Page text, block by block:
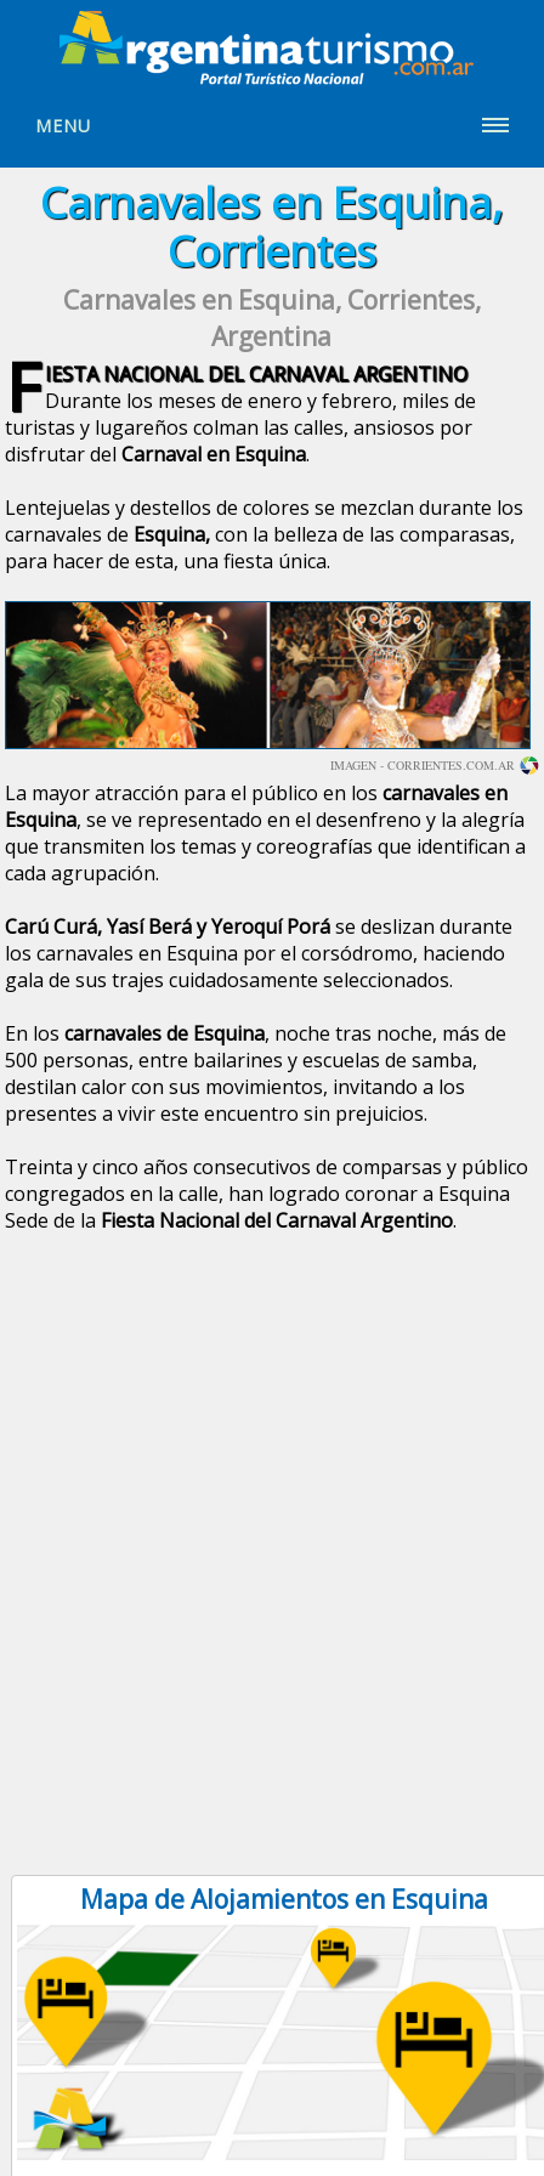
MENU
Carnavales en Esquina,
Corrientes
Carnavales en Esquina, Corrientes,
Argentina
F IESTA NACIONAL DEL CARNAVAL ARGENTINO
Durante los meses de enero y febrero, miles de
turistas y lugareños colman las calles, ansiosos por
disfrutar delCarnaval en Esquina.
Lentejuelas y destellos de colores se mezclan durante los
carnavales de Esquina,con la belleza de las comparasas,
para hacer de esta, una fiesta única.
IMAGEN - CORRIENTES.COM.AR
La mayor atracción para el público en loscarnavales en
Esquina, se ve representado en el desenfreno y la alegría
que transmiten los temas y coreografías que identifican a
cada agrupación.
Carú Curá, Yasí Berá y Yeroquí Poráse deslizan durante
los carnavales en Esquina por el corsódromo, haciendo
gala de sus trajes cuidadosamente seleccionados.
En loscarnavales de Esquina, noche tras noche, más de
500 personas, entre bailarines y escuelas de samba,
destilan calor con sus movimientos, invitando a los
presentes a vivir este encuentro sin prejuicios.
Treinta y cinco años consecutivos de comparsas y público
congregados en la calle, han logrado coronar a Esquina
Sede de la Fiesta Nacional del Carnaval Argentino.
Mapa de Alojamientos en Esquina